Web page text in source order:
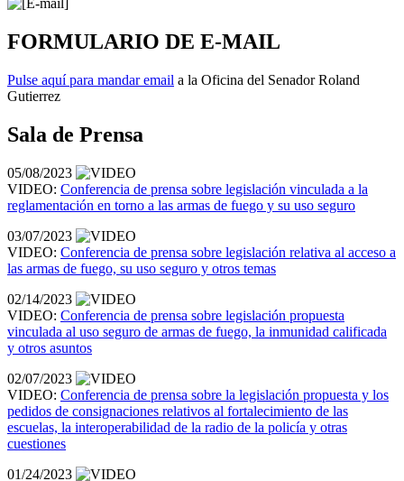
FORMULARIO DE E-MAIL
Pulse aquí para mandar email a la Oficina del Senador Roland
Gutierrez
Sala de Prensa
05/08/2023
VIDEO: Conferencia de prensa sobre legislación vinculada a la
reglamentación en torno a las armas de fuego y su uso seguro
03/07/2023
VIDEO: Conferencia de prensa sobre legislación relativa al acceso a
las armas de fuego, su uso seguro y otros temas
02/14/2023
VIDEO: Conferencia de prensa sobre legislación propuesta
vinculada al uso seguro de armas de fuego, la inmunidad calificada
y otros asuntos
02/07/2023
VIDEO: Conferencia de prensa sobre la legislación propuesta y los
pedidos de consignaciones relativos al fortalecimiento de las
escuelas, la interoperabilidad de la radio de la policía y otras
cuestiones
01/24/2023